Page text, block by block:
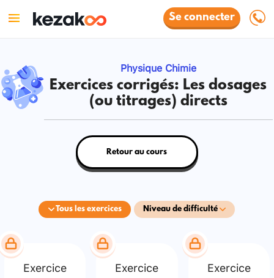
Se connecter
Physique Chimie
Exercices corrigés: Les dosages
(ou titrages) directs
Tous les exercices Niveau de difficulté
Retour au cours
Exercice Exercice Exercice